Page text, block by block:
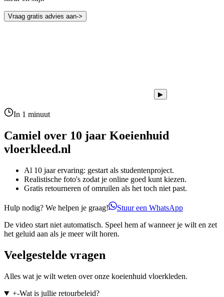
Vraag gratis advies aan->
▶
In 1 minuut
Camiel over 10 jaar Koeienhuid
vloerkleed.nl
Al 10 jaar ervaring: gestart als studentenproject.
Realistische foto's zodat je online goed kunt kiezen.
Gratis retourneren of omruilen als het toch niet past.
Hulp nodig? We helpen je graag!
Stuur een WhatsApp
De video start niet automatisch. Speel hem af wanneer je wilt en zet
het geluid aan als je meer wilt horen.
Veelgestelde vragen
Alles wat je wilt weten over onze koeienhuid vloerkleden.
+-Wat is jullie retourbeleid?